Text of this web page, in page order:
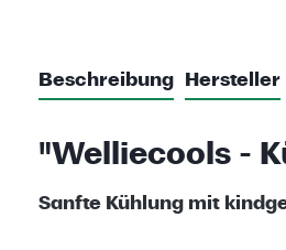
Beschreibung Hersteller
"Welliecools -
Sanfte Kühlung mit